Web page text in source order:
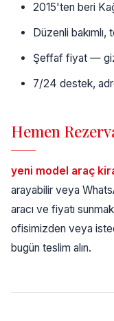
2015'ten beri
Düzenli
Şeffaf fiyat —
7/24 destek,
Hemen
yeni model araç
arayabilir veya
aracı ve fiyatı
ofisimizden veya
bugün teslim alın.